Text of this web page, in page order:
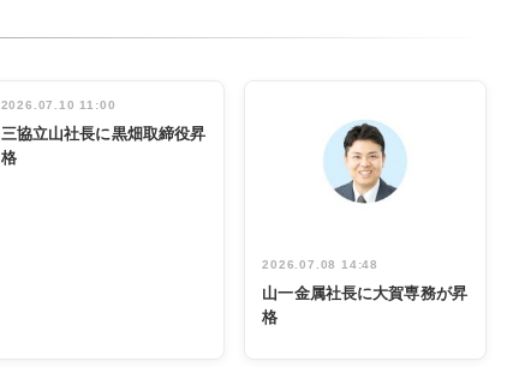
2026.07.10 11:00
三協立山社長に黒畑取締役昇
格
2026.07.08 14:48
山一金属社長に大賀専務が昇
格